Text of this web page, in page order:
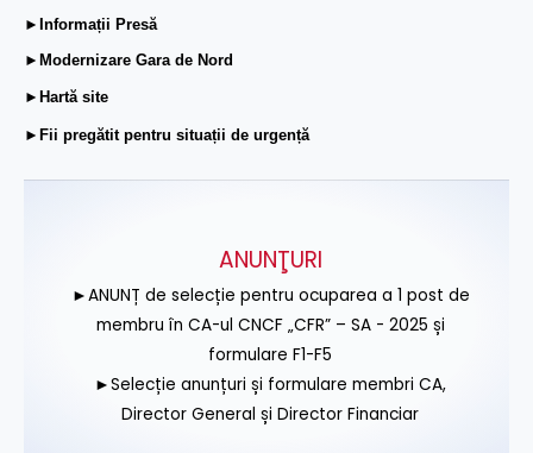
►Informații Presă
►Modernizare Gara de Nord
►Hartă site
►Fii pregătit pentru situații de urgență
ANUNŢURI
►ANUNȚ de selecție pentru ocuparea a 1 post de
membru în CA-ul CNCF „CFR” – SA - 2025 și
formulare F1-F5
►Selecție anunțuri și formulare membri CA,
Director General și Director Financiar